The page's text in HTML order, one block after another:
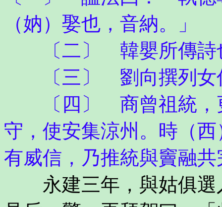
（妠）娶也，音納。」
〔二〕 韓嬰所傳詩
〔三〕 劉向撰列女
〔四〕 商曾祖統，更
守，使安集涼州。時（
有威信，乃推統與竇融
永建三年，與姑俱選